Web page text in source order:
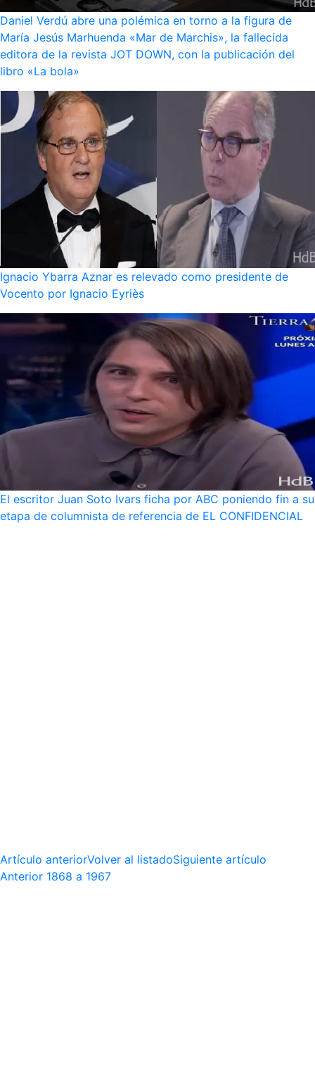
Daniel Verdú abre una polémica en torno a la figura de
María Jesús Marhuenda «Mar de Marchis», la fallecida
editora de la revista JOT DOWN, con la publicación del
libro «La bola»
Ignacio Ybarra Aznar es relevado como presidente de
Vocento por Ignacio Eyriès
El escritor Juan Soto Ivars ficha por ABC poniendo fin a su
etapa de columnista de referencia de EL CONFIDENCIAL
Artículo anteriorVolver al listadoSiguiente artículo
Anterior 1868 a 1967